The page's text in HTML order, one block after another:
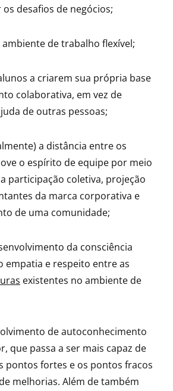
desafios de negócios;
ambiente de trabalho flexível;
a criarem sua própria base
colaborativa, em vez de
de outras pessoas;
a distância entre os
o espírito de equipe por meio
participação coletiva, projeção
da marca corporativa e
de uma comunidade;
da consciência
empatia e respeito entre as
existentes no ambiente de
de autoconhecimento
que passa a ser mais capaz de
pontos fortes e os pontos fracos
melhorias. Além de também